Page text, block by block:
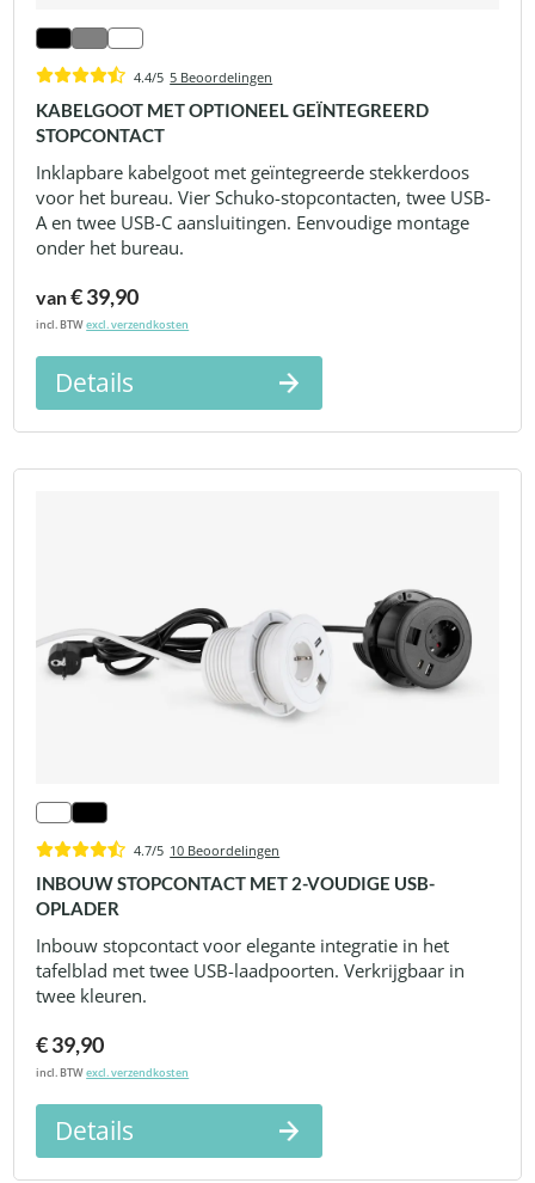
4.4/5 5 Beoordelingen
KABELGOOT MET OPTIONEEL GEÏNTEGREERD
STOPCONTACT
Inklapbare kabelgoot met geïntegreerde stekkerdoos
voor het bureau. Vier Schuko-stopcontacten, twee USB-
A en twee USB-C aansluitingen. Eenvoudige montage
onder het bureau.
van€ 39,90
incl. BTWexcl. verzendkosten
Details
4.7/5 10 Beoordelingen
INBOUW STOPCONTACT MET 2-VOUDIGE USB-
OPLADER
Inbouw stopcontact voor elegante integratie in het
tafelblad met twee USB-laadpoorten. Verkrijgbaar in
twee kleuren.
€ 39,90
incl. BTWexcl. verzendkosten
Details